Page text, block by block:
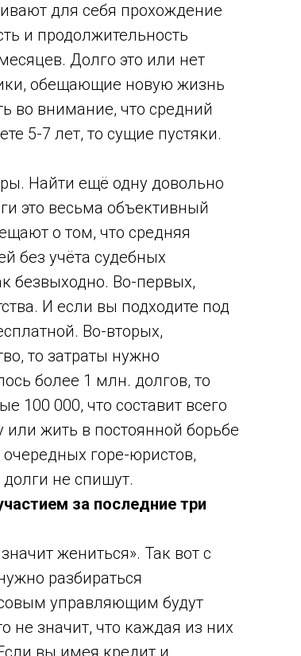
для себя прохождение
и продолжительность
Долго это или нет
обещающие новую жизнь
во внимание, что средний
5-7 лет, то сущие пустяки.
Найти ещё одну довольно
это весьма объективный
о том, что средняя
без учёта судебных
безвыходно. Во-первых,
И если вы подходите под
Во-вторых,
то затраты нужно
более 1 млн. долгов, то
100 000, что составит всего
жить в постоянной борьбе
горе-юристов,
не спишут.
за последние три
жениться». Так вот с
разбираться
управляющим будут
не значит, что каждая из них
вы имея кредит и